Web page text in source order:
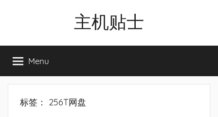
主机贴士
工|BandwagonHost
VPS|Vps|
主
Menu
标签： 256T网盘